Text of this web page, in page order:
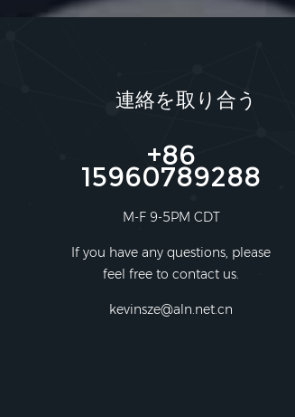
連絡を取り合う
+86
15960789288
M-F 9-5PM CDT
If you have any questions, please
feel free to contact us.
kevinsze@aln.net.cn